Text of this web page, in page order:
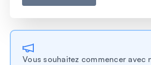
Vous souhaitez commencer avec